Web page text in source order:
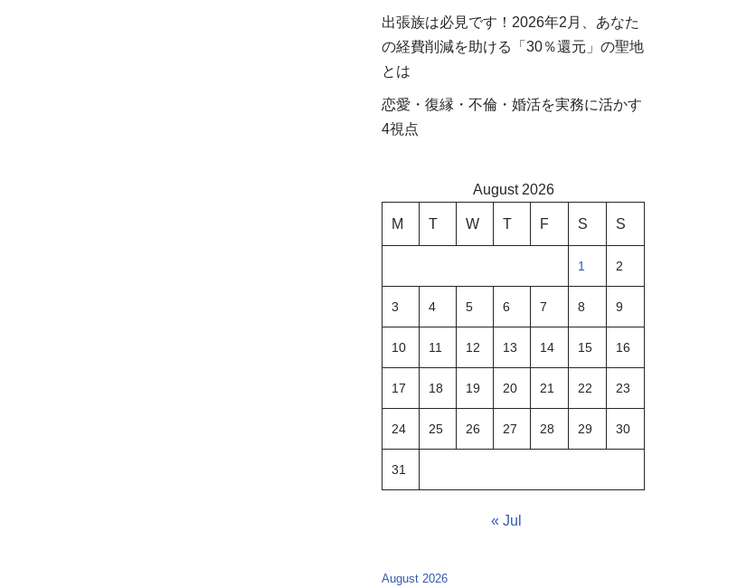
出張族は必見です！2026年2月、あなた
の経費削減を助ける「30％還元」の聖地
とは
恋愛・復縁・不倫・婚活を実務に活かす
4視点
August 2026
M T W T F S S
1 2
3 4 5 6 7 8 9
10 11 12 13 14 15 16
17 18 19 20 21 22 23
24 25 26 27 28 29 30
31
« Jul
August 2026